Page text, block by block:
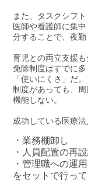
また、タスクシフ
医師や看護師に集
分することで、夜勤
育児との両立支援
免除制度はすでに
「使いにくさ」だ。
制度があっても、
機能しない。
成功している医療
・業務棚卸し
・人員配置の再
・管理職への運
をセットで行って